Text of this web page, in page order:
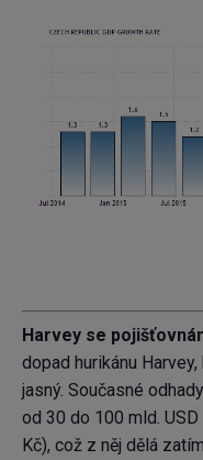
Harvey se
dopad hurikánu
jasný. Současné
od 30 do 100 mld.
Kč), což z něj dělá